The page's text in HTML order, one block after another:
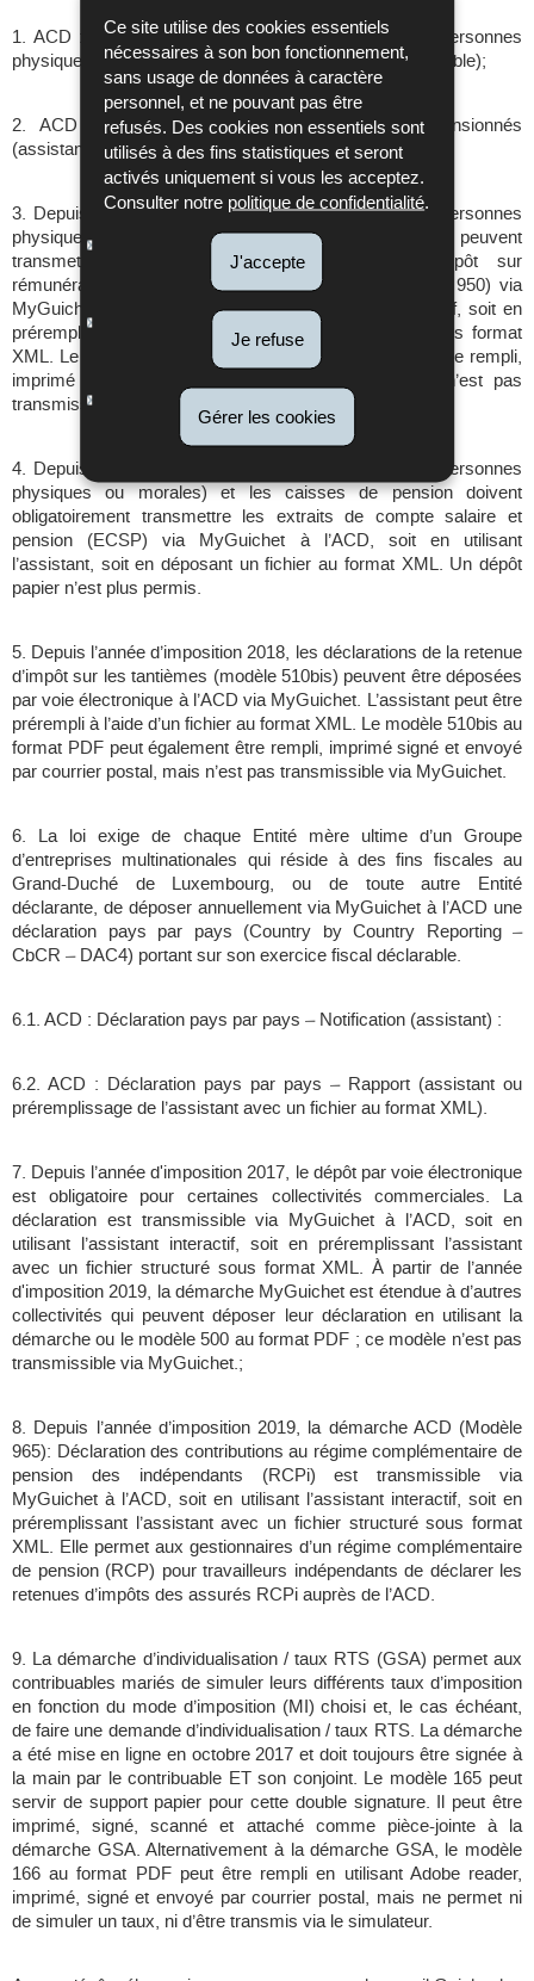
Ce site utilise des cookies essentiels
nécessaires à son bon fonctionnement,
sans usage de données à caractère
personnel, et ne pouvant pas être
refusés. Des cookies non essentiels sont
utilisés à des fins statistiques et seront
activés uniquement si vous les acceptez.
Consulter notre politique de confidentialité
J'accepte
Je refuse
Gérer les cookies
1. ACD : Déclaration pour l’impôt sur le revenu des personnes
physiques résidentes et non résidentes (.PDF transmissible);
2. ACD : Décompte annuel pour salariés ou pensionnés
(assistant).
3. Depuis l’année d’imposition 2017, les employeurs (personnes
physiques ou morales) et les caisses de pension peuvent
transmettre les déclarations de la retenue d’impôt sur
rémunérations et des crédits d’impôt bonifiés (modèle 950) via
MyGuichet à l’ACD, soit en utilisant l’assistant interactif, soit en
préremplissant l’assistant avec un fichier structuré sous format
XML. Le modèle 950 au format PDF peut également être rempli,
imprimé signé et envoyé par courrier postal, mais n’est pas
transmissible via MyGuichet ;
4. Depuis l’année d’imposition 2014, les employeurs (personnes
physiques ou morales) et les caisses de pension doivent
obligatoirement transmettre les extraits de compte salaire et
pension (ECSP) via MyGuichet à l’ACD, soit en utilisant
l’assistant, soit en déposant un fichier au format XML. Un dépôt
papier n’est plus permis.
5. Depuis l’année d’imposition 2018, les déclarations de la retenue
d’impôt sur les tantièmes (modèle 510bis) peuvent être déposées
par voie électronique à l’ACD via MyGuichet. L’assistant peut être
prérempli à l’aide d’un fichier au format XML. Le modèle 510bis au
format PDF peut également être rempli, imprimé signé et envoyé
par courrier postal, mais n’est pas transmissible via MyGuichet.
6. La loi exige de chaque Entité mère ultime d’un Groupe
d’entreprises multinationales qui réside à des fins fiscales au
Grand-Duché de Luxembourg, ou de toute autre Entité
déclarante, de déposer annuellement via MyGuichet à l’ACD une
déclaration pays par pays (Country by Country Reporting –
CbCR – DAC4) portant sur son exercice fiscal déclarable.
6.1. ACD : Déclaration pays par pays – Notification (assistant) :
6.2. ACD : Déclaration pays par pays – Rapport (assistant ou
préremplissage de l’assistant avec un fichier au format XML).
7. Depuis l’année d'imposition 2017, le dépôt par voie électronique
est obligatoire pour certaines collectivités commerciales. La
déclaration est transmissible via MyGuichet à l’ACD, soit en
utilisant l’assistant interactif, soit en préremplissant l’assistant
avec un fichier structuré sous format XML. À partir de l’année
d'imposition 2019, la démarche MyGuichet est étendue à d’autres
collectivités qui peuvent déposer leur déclaration en utilisant la
démarche ou le modèle 500 au format PDF ; ce modèle n’est pas
transmissible via MyGuichet.;
8. Depuis l’année d’imposition 2019, la démarche ACD (Modèle
965): Déclaration des contributions au régime complémentaire de
pension des indépendants (RCPi) est transmissible via
MyGuichet à l’ACD, soit en utilisant l’assistant interactif, soit en
préremplissant l’assistant avec un fichier structuré sous format
XML. Elle permet aux gestionnaires d’un régime complémentaire
de pension (RCP) pour travailleurs indépendants de déclarer les
retenues d’impôts des assurés RCPi auprès de l’ACD.
9. La démarche d’individualisation / taux RTS (GSA) permet aux
contribuables mariés de simuler leurs différents taux d’imposition
en fonction du mode d’imposition (MI) choisi et, le cas échéant,
de faire une demande d’individualisation / taux RTS. La démarche
a été mise en ligne en octobre 2017 et doit toujours être signée à
la main par le contribuable ET son conjoint. Le modèle 165 peut
servir de support papier pour cette double signature. Il peut être
imprimé, signé, scanné et attaché comme pièce-jointe à la
démarche GSA. Alternativement à la démarche GSA, le modèle
166 au format PDF peut être rempli en utilisant Adobe reader,
imprimé, signé et envoyé par courrier postal, mais ne permet ni
de simuler un taux, ni d’être transmis via le simulateur.